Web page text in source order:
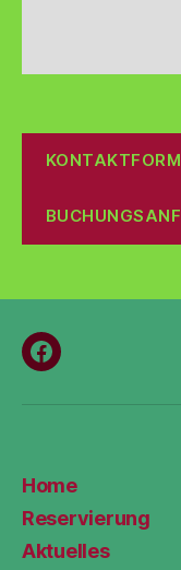
Menüeintrag
Home
Reservierung
Aktuelles